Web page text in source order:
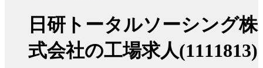
日研トータルソーシング株
式会社の工場求人(1111813)